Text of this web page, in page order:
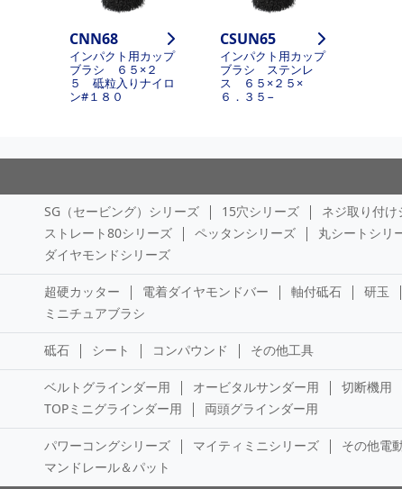
CNN68
インパクト用カップ
ブラシ ６５×２
５ 砥粒入りナイロ
ン#１８０
CSUN65
インパクト用カップ
ブラシ ステンレ
ス ６５×２５×
６．３５−
SG（セービング）シリーズ 15穴シリーズ ネジ取り付け
ストレート80シリーズ
ペッタンシリーズ 丸シートシリ
ダイヤモンドシリーズ
超硬カッター 電着ダイヤモンドバー 軸付砥石 研玉
ミニチュアブラシ
砥石 シート コンパウンド その他工具
ベルトグラインダー用 オービタルサンダー用 切断機用
TOPミニグラインダー用
両頭グラインダー用
パワーコングシリーズ マイティミニシリーズ その他電
マンドレール＆パット